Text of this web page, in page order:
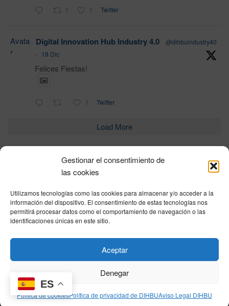
Gestionar el consentimiento de
las cookies
Utilizamos tecnologías como las cookies para almacenar y/o acceder a la
información del dispositivo. El consentimiento de estas tecnologías nos
permitirá procesar datos como el comportamiento de navegación o las
identificaciones únicas en este sitio.
Aceptar
Denegar
Política de cookiesPolítica de privacidad de DIHBUAviso Legal DIHBU
1 1 Twitter
Avata
r
Digital Innovation Hub Industry 4.0
@dihbuindustry40
·
19 Dic
Felices Fiestas!
1 Twitter
Load More
HOME
Privacy Policy|Legal Notice |Cookies Policy|DNSH|Home
© DIHBU 2026
ES
[mec-single id="20569"]